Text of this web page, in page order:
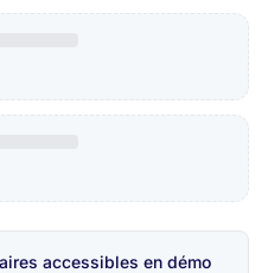
accessibles en démo